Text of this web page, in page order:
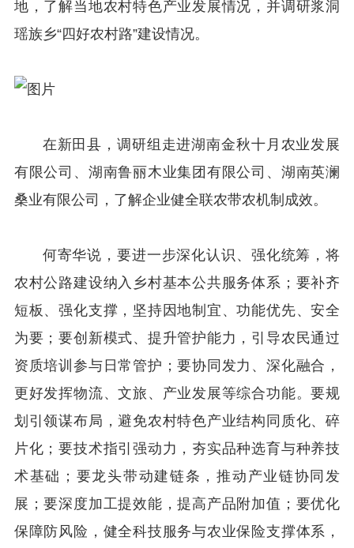
地，了解当地农村特色产业发展情况，并调研浆洞
瑶族乡“四好农村路”建设情况。
在新田县，调研组走进湖南金秋十月农业发展
有限公司、湖南鲁丽木业集团有限公司、湖南英澜
桑业有限公司，了解企业健全联农带农机制成效。
何寄华说，要进一步深化认识、强化统筹，将
农村公路建设纳入乡村基本公共服务体系；要补齐
短板、强化支撑，坚持因地制宜、功能优先、安全
为要；要创新模式、提升管护能力，引导农民通过
资质培训参与日常管护；要协同发力、深化融合，
更好发挥物流、文旅、产业发展等综合功能。要规
划引领谋布局，避免农村特色产业结构同质化、碎
片化；要技术指引强动力，夯实品种选育与种养技
术基础；要龙头带动建链条，推动产业链协同发
展；要深度加工提效能，提高产品附加值；要优化
保障防风险，健全科技服务与农业保险支撑体系，